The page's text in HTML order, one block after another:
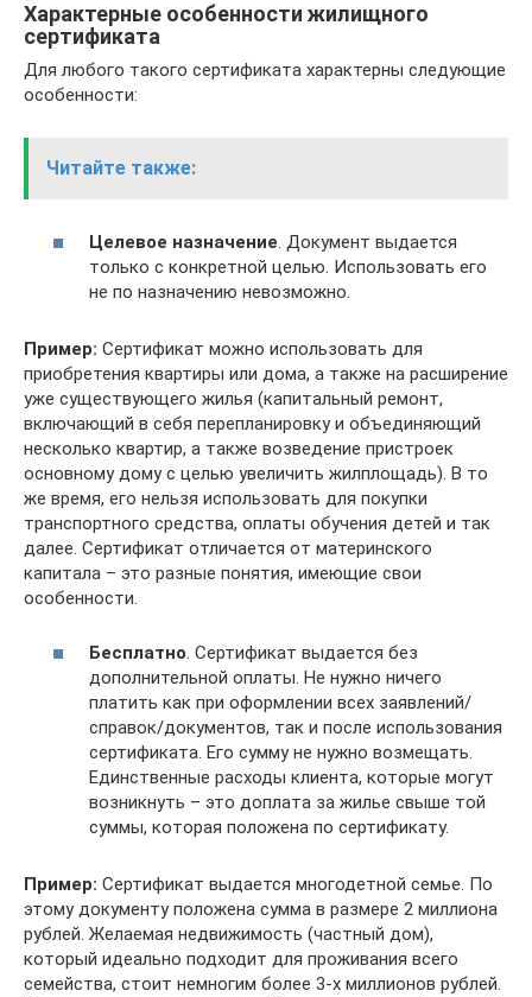
Характерные особенности жилищного
сертификата
Для любого такого сертификата характерны следующие
особенности:
Читайте также:
Целевое назначение . Документ выдается
только с конкретной целью. Использовать его
не по назначению невозможно.
Пример: Сертификат можно использовать для
приобретения квартиры или дома, а также на расширение
уже существующего жилья (капитальный ремонт,
включающий в себя перепланировку и объединяющий
несколько квартир, а также возведение пристроек
основному дому с целью увеличить жилплощадь). В то
же время, его нельзя использовать для покупки
транспортного средства, оплаты обучения детей и так
далее. Сертификат отличается от материнского
капитала – это разные понятия, имеющие свои
особенности.
Бесплатно. Сертификат выдается без
дополнительной оплаты. Не нужно ничего
платить как при оформлении всех заявлений/
справок/документов, так и после использования
сертификата. Его сумму не нужно возмещать.
Единственные расходы клиента, которые могут
возникнуть – это доплата за жилье свыше той
суммы, которая положена по сертификату.
Пример: Сертификат выдается многодетной семье. По
этому документу положена сумма в размере 2 миллиона
рублей. Желаемая недвижимость (частный дом),
который идеально подходит для проживания всего
семейства, стоит немногим более 3-х миллионов рублей.